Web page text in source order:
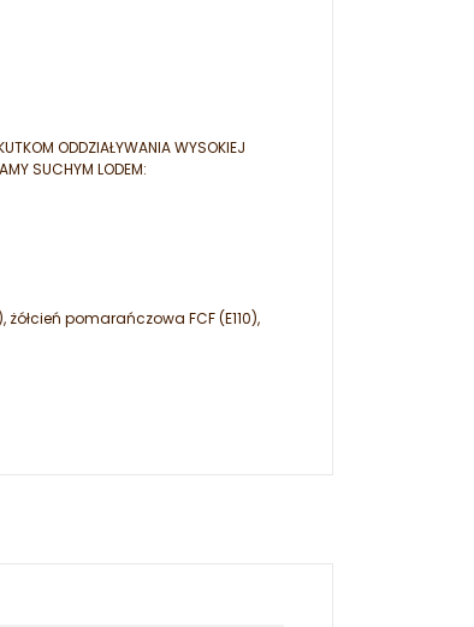
ODDZIAŁYWANIA WYSOKIEJ
SUCHYM LODEM:
pomarańczowa FCF (E110),